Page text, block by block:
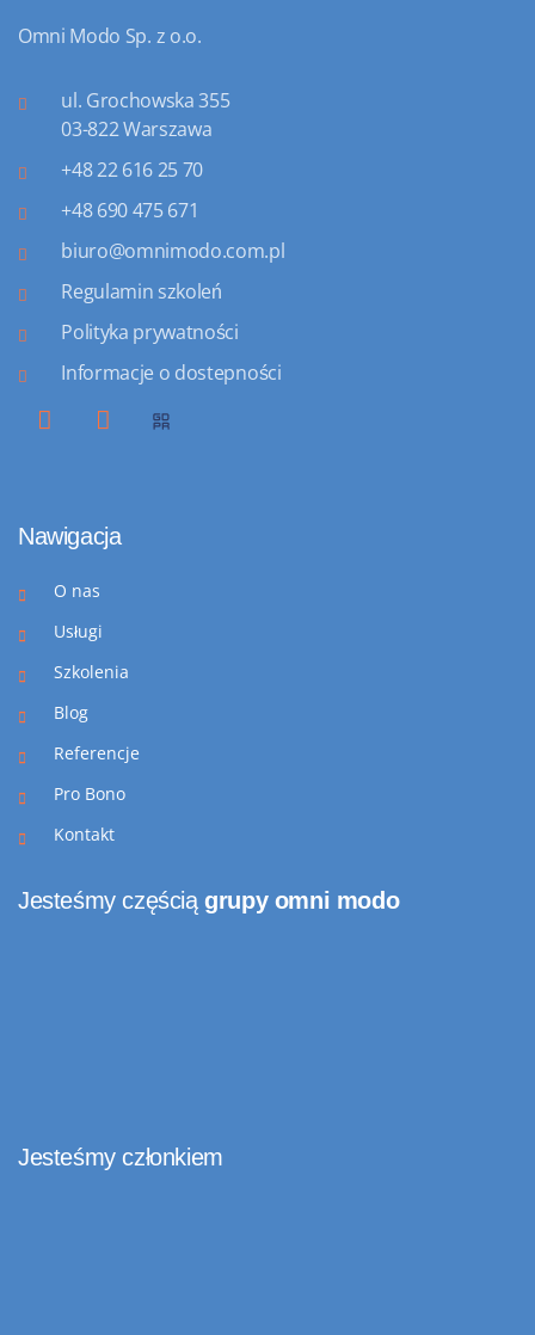
Omni Modo Sp. z o.o.
ul. Grochowska 355
03-822 Warszawa
+48 22 616 25 70
+48 690 475 671
biuro@omnimodo.com.pl
Regulamin szkoleń
Polityka prywatności
Informacje o dostepności
Nawigacja
O nas
Usługi
Szkolenia
Blog
Referencje
Pro Bono
Kontakt
Jesteśmy częściągrupy omni modo
Jesteśmy członkiem